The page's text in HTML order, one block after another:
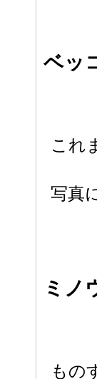
ベッ
これ
写真
ミノ
もの